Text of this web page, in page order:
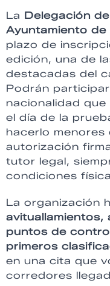
La Delegación
Ayuntamiento de
plazo de
edición, una de
destacadas del
Podrán
nacionalidad que
el día de la
hacerlo menores
autorización
tutor legal,
condiciones
La organización
avituallamientos,
puntos de control
primeros
en una cita que
corredores